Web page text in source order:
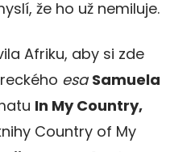
že ho už nemiluje.
Afriku, aby si zde
esa Samuela
In My Country,
Country of My